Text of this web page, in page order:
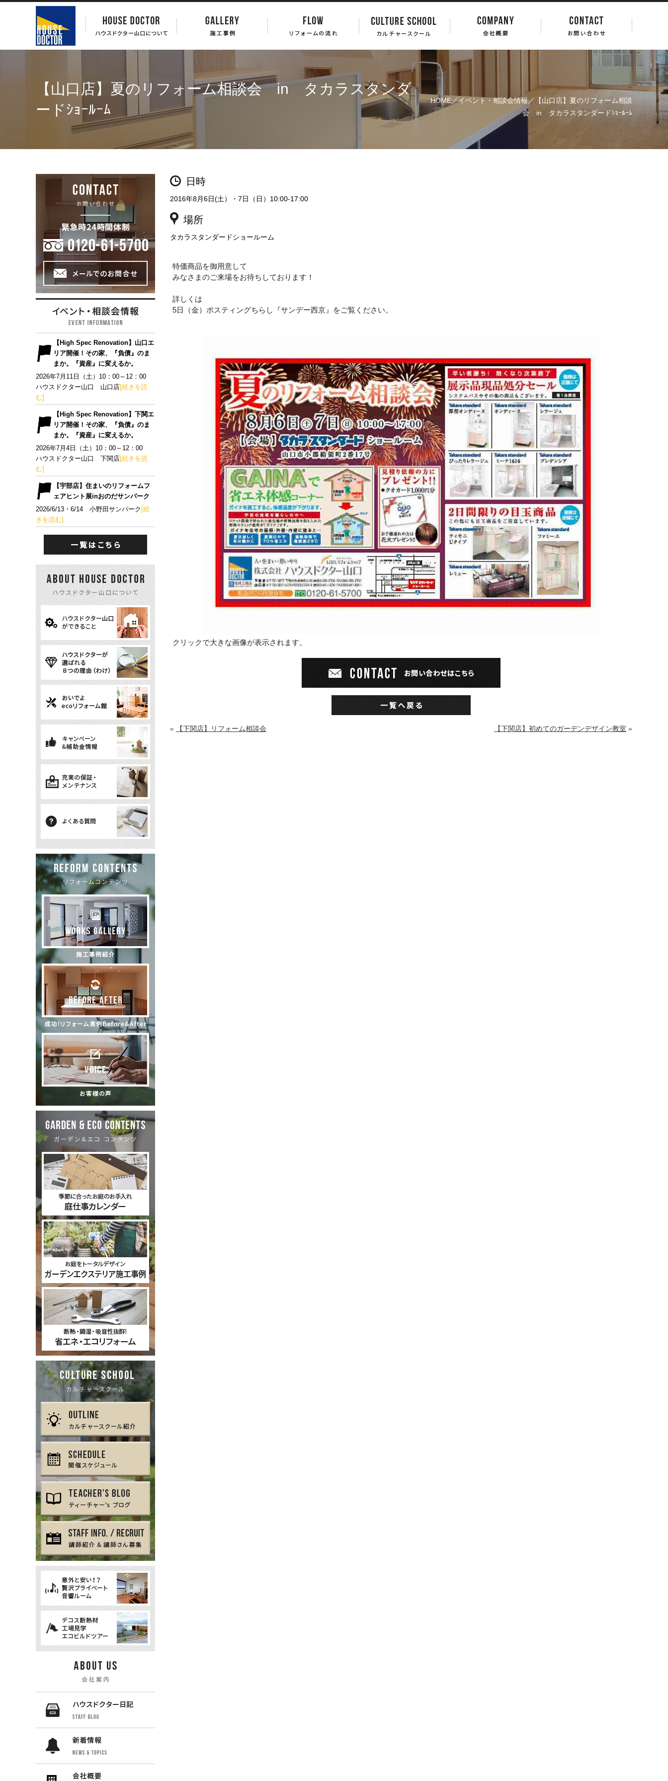
【山口店】夏のリフォーム相談会 in タカラスタンダ
ードｼｮｰﾙｰﾑ
HOME／イベント・相談会情報／【山口店】夏のリフォーム相談
会 in タカラスタンダードｼｮｰﾙｰﾑ
日時
2016年8月6日(土）・7日（日）10:00-17:00
場所
タカラスタンダードショールーム
特価商品を御用意して
みなさまのご来場をお待ちしております！
詳しくは
5日（金）ポスティングちらし『サンデー西京』をご覧ください。
クリックで大きな画像が表示されます。
« 【下関店】リフォーム相談会 【下関店】初めてのガーデンデザイン教室 »
【High Spec Renovation】山口エ
リア開催！その家、『負債』のま
まか。『資産』に変えるか。
2026年7月11日（土）10：00～12：00
ハウスドクター山口 山口店[続きを読
む]
【High Spec Renovation】下関エ
リア開催！その家、『負債』のま
まか。『資産』に変えるか。
2026年7月4日（土）10：00～12：00
ハウスドクター山口 下関店[続きを読
む]
【宇部店】住まいのリフォームフ
ェアヒント展inおのだサンパーク
2026/6/13・6/14 小野田サンパーク [続
きを読む]